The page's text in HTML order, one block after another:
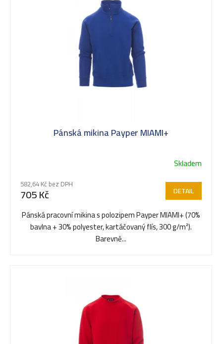
Pánská mikina Payper MIAMI+
Skladem
582,64 Kč bez DPH
705 Kč DETAIL
Pánská pracovní mikina s polozipem Payper MIAMI+ (70%
bavlna + 30% polyester, kartáčovaný flís, 300 g/m²).
Barevně...